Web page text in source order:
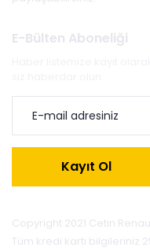
E-Bülten Aboneliği
Kayıt Ol
Copyright 2021 Cetin
Tüm kredi kartı bilgileriniz